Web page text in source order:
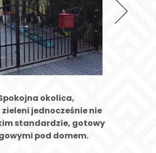
okolica,
jednocześnie nie
standardzie, gotowy
pod domem.